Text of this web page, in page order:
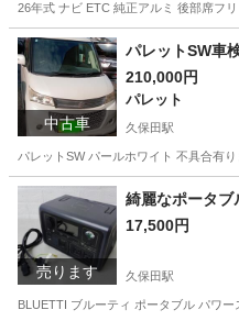
26年式 ナビ ETC 純正アルミ 後部席フ
佐賀 杵島郡 肥前白石駅
中古車
パレットSW車
210,000円
パレット
久保田駅
パレットSW パールホワイト 不具合有
佐賀 佐賀市 久保田駅 パ
売ります
綺麗なポータブ
17,500円
久保田駅
BLUETTI ブルーティ ポータブル パワ